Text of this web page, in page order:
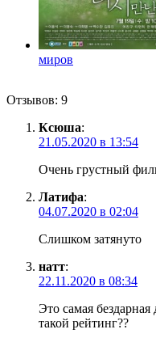
миров
Отзывов: 9
Ксюша:
21.05.2020 в 13:54
Очень грустный
Латифа:
04.07.2020 в 02:04
Слишком затянуто
натт:
22.11.2020 в 08:34
Это самая бездарная
такой рейтинг??